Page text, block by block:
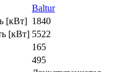
Baltur
[кВт] 1840
[кВт] 5522
165
495